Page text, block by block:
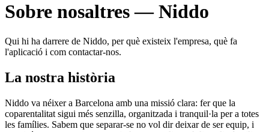
Sobre nosaltres — Niddo
Qui hi ha darrere de Niddo, per què existeix l'empresa, què fa
l'aplicació i com contactar-nos.
La nostra història
Niddo va néixer a Barcelona amb una missió clara: fer que la
coparentalitat sigui més senzilla, organitzada i tranquil·la per a totes
les famílies. Sabem que separar-se no vol dir deixar de ser equip, i